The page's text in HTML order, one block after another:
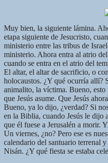
Muy bien, la siguiente lámina.
etapa siguiente de Jesucristo,
ministerio entre las tribus de
ministerio. Ahora entra al atrio
cuando se entra en el atrio del
El altar, el altar de sacrificio, o
holocaustos. ¿Y qué ocurría allí?
animalito, la víctima. Bueno, esto
que Jesús asume. Que Jesús
Bueno, ya lo dijo, ¿verdad? Si
en la Biblia, cuando Jesús le dijo
que él fuese a Jerusalén a morir.
Un viernes, ¿no? Pero ese es
calendario del santuario terrenal
Nisán. ¿Y qué fiesta se estaba